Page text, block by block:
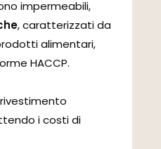
impermeabili,
, caratterizzati da
alimentari,
HACCP.
i costi di